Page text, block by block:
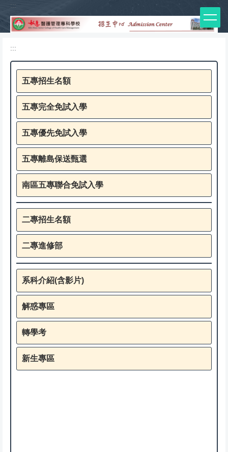
跳
到
內
容
:::
:::
五專招生名額
五專完全免試入學
五專優先免試入學
五專離島保送甄選
南區五專聯合免試入學
二專招生名額
二專進修部
系科介紹(含影片)
解惑專區
轉學考
新生專區